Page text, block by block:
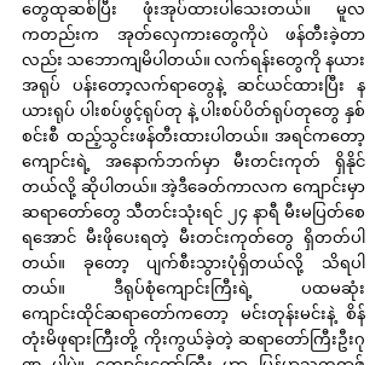
တွေထုဆစ်ပြီး ဖုံးအုပ်ထားပါသေးတယ်။ မူလ
ကတည်းက အုတ်လှေကားတွေကိုပဲ ဖန်တီးခဲ့တာ
လည်း သဘောကျမိပါတယ်။ လက်ရန်းတွေကို နယား
အရုပ် ပန်းတော့လက်ရာတွေနဲ့ ဆင်ယင်ထားပြီး န
ယားရုပ် ပါးစပ်ဖွင့်ရုပ်တု နဲ့ ပါးစပ်ပိတ်ရုပ်တုတွေ နှစ်
စင်းစီ ထည့်သွင်းဖန်တီးထားပါတယ်။ အရင်ကတော့
ကျောင်းရဲ့ အနောက်ဘက်မှာ မီးတင်းကုတ် ရှိနိုင်
တယ်လို့ ဆိုပါတယ်။ အဲ့ဒီခေတ်ကာလက ကျောင်းမှာ
ဆရာတော်တွေ သီတင်းသုံးရင် ၂၄ နာရီ မီးမပြတ်စေ
ရအောင် မီးဖိုပေးရတဲ့ မီးတင်းကုတ်တွေ ရှိတတ်ပါ
တယ်။ ခုတော့ ပျက်စီးသွားပုံရှိတယ်လို့ သိရပါ
တယ်။ ဒီရုပ်စုံကျောင်းကြီးရဲ့ ပထမဆုံး
ကျောင်းထိုင်ဆရာတော်ကတော့ မင်းတုန်းမင်းနဲ့ စိန်
တုံးမိဖုရားကြီးတို့ ကိုးကွယ်ခဲ့တဲ့ ဆရာတော်ကြီးဦးဂု